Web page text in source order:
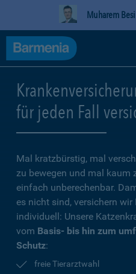
Muharem
für jeden Fall
Mal kratzbürstig, mal
zu bewegen und mal kaum
einfach unberechenbar.
es nicht sind, versichern
individuell: Unsere
vom Basis- bis hin zum
Schutz:
freie Tierarztwahl